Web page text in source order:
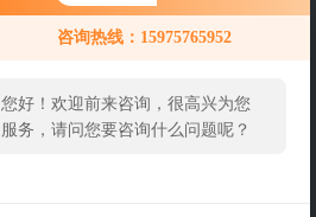
咨询热线：15975765952
您好！欢迎前来咨询，很高兴为您
服务，请问您要咨询什么问题呢？
0757-63529918